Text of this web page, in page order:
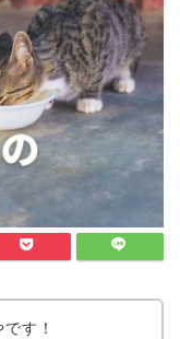
す！